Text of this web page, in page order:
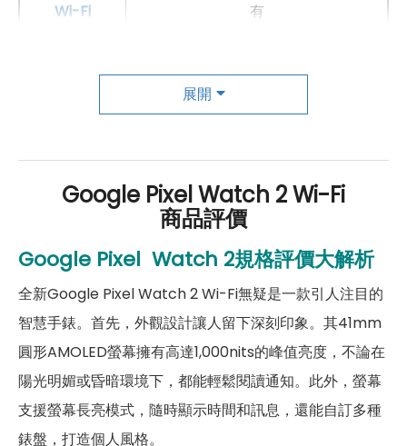
Wi-Fi
有
連接埠
Type-C
手錶－感應器
計步器
有
加速度感應器
有
展開
Google Pixel Watch 2 Wi-Fi
商品評價
Google Pixel Watch 2規格評價大解析
全新Google Pixel Watch 2 Wi-Fi無疑是一款引人注目的
智慧手錶。首先，外觀設計讓人留下深刻印象。其41mm
圓形AMOLED螢幕擁有高達1,000nits的峰值亮度，不論在
陽光明媚或昏暗環境下，都能輕鬆閱讀通知。此外，螢幕
支援螢幕長亮模式，隨時顯示時間和訊息，還能自訂多種
錶盤，打造個人風格。